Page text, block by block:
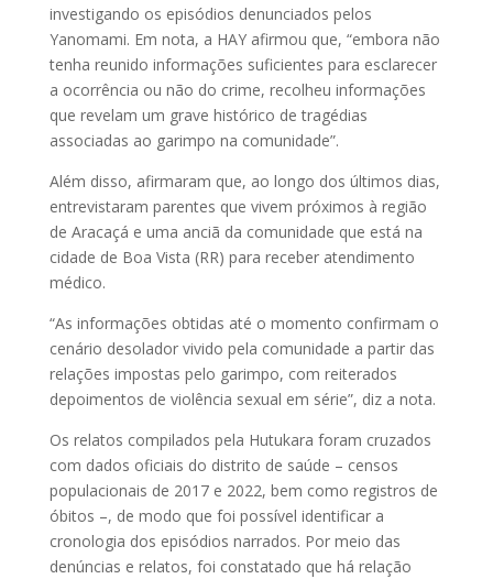
investigando os episódios denunciados pelos
Yanomami. Em nota, a HAY afirmou que, “embora não
tenha reunido informações suficientes para esclarecer
a ocorrência ou não do crime, recolheu informações
que revelam um grave histórico de tragédias
associadas ao garimpo na comunidade”.
Além disso, afirmaram que, ao longo dos últimos dias,
entrevistaram parentes que vivem próximos à região
de Aracaçá e uma anciã da comunidade que está na
cidade de Boa Vista (RR) para receber atendimento
médico.
“As informações obtidas até o momento confirmam o
cenário desolador vivido pela comunidade a partir das
relações impostas pelo garimpo, com reiterados
depoimentos de violência sexual em série”, diz a nota.
Os relatos compilados pela Hutukara foram cruzados
com dados oficiais do distrito de saúde – censos
populacionais de 2017 e 2022, bem como registros de
óbitos –, de modo que foi possível identificar a
cronologia dos episódios narrados. Por meio das
denúncias e relatos, foi constatado que há relação